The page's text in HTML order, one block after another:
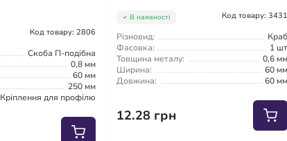
Код товару: 2806
Скоба П-подібна
0,8 мм
60 мм
250 мм
Кріплення для профілю
В наявності Код товару: 3431
Різновид:
Краб
Фасовка:
1 шт
Товщина металу:
0,6 мм
Ширина:
60 мм
Довжина:
60 мм
12.28 грн